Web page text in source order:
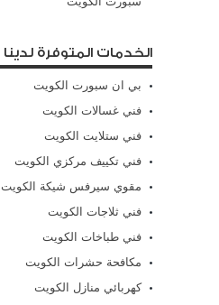
الخدمات المتوفرة لدينا
بي ان سبورت الكويت
فني غسالات الكويت
فني ستلايت الكويت
فني تكييف مركزي الكويت
مقوي سيرفس شيكة الكويت
فني ثلاجات الكويت
فني طباخات الكويت
مكافحة حشرات الكويت
كهربائي منازل الكويت